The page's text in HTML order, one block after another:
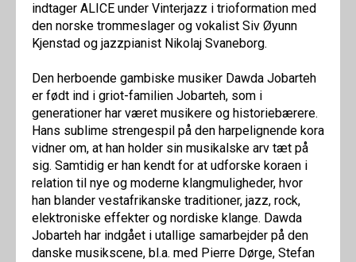
indtager ALICE under Vinterjazz i trioformation med
den norske trommeslager og vokalist Siv Øyunn
Kjenstad og jazzpianist Nikolaj Svaneborg.
Den herboende gambiske musiker Dawda Jobarteh
er født ind i griot-familien Jobarteh, som i
generationer har været musikere og historiebærere.
Hans sublime strengespil på den harpelignende kora
vidner om, at han holder sin musikalske arv tæt på
sig. Samtidig er han kendt for at udforske koraen i
relation til nye og moderne klangmuligheder, hvor
han blander vestafrikanske traditioner, jazz, rock,
elektroniske effekter og nordiske klange. Dawda
Jobarteh har indgået i utallige samarbejder på den
danske musikscene, bl.a. med Pierre Dørge, Stefan